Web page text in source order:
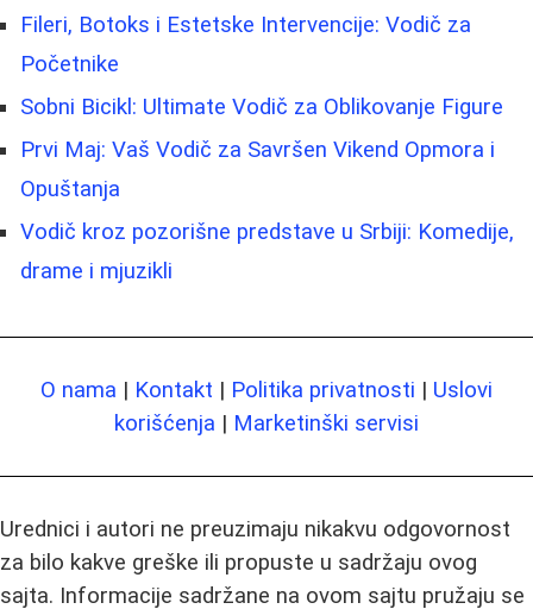
Fileri, Botoks i Estetske Intervencije: Vodič za
Početnike
Sobni Bicikl: Ultimate Vodič za Oblikovanje Figure
Prvi Maj: Vaš Vodič za Savršen Vikend Opmora i
Opuštanja
Vodič kroz pozorišne predstave u Srbiji: Komedije,
drame i mjuzikli
O nama | Kontakt | Politika privatnosti | Uslovi
korišćenja | Marketinški servisi
Urednici i autori ne preuzimaju nikakvu odgovornost
za bilo kakve greške ili propuste u sadržaju ovog
sajta. Informacije sadržane na ovom sajtu pružaju se